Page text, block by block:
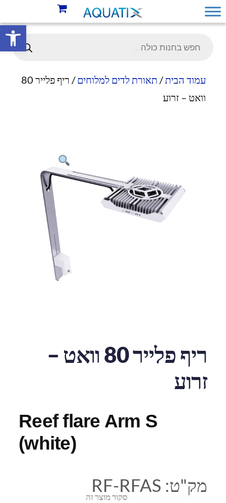
פתח
עמוד הבית/ תאורת לדים למלוחים
/ ריף פלייר 80
וואט – זרוע
ריף פלייר 80 וואט –
זרוע
Reef flare Arm S
(white)
סקור מוצר זה
מק"ט: RF-RFAS